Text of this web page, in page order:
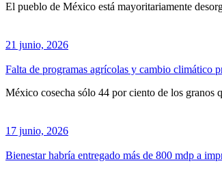
El pueblo de México está mayoritariamente
21 junio, 2026
Falta de programas agrícolas y cambio climático
México cosecha sólo 44 por ciento de los granos
17 junio, 2026
Bienestar habría entregado más de 800 mdp a